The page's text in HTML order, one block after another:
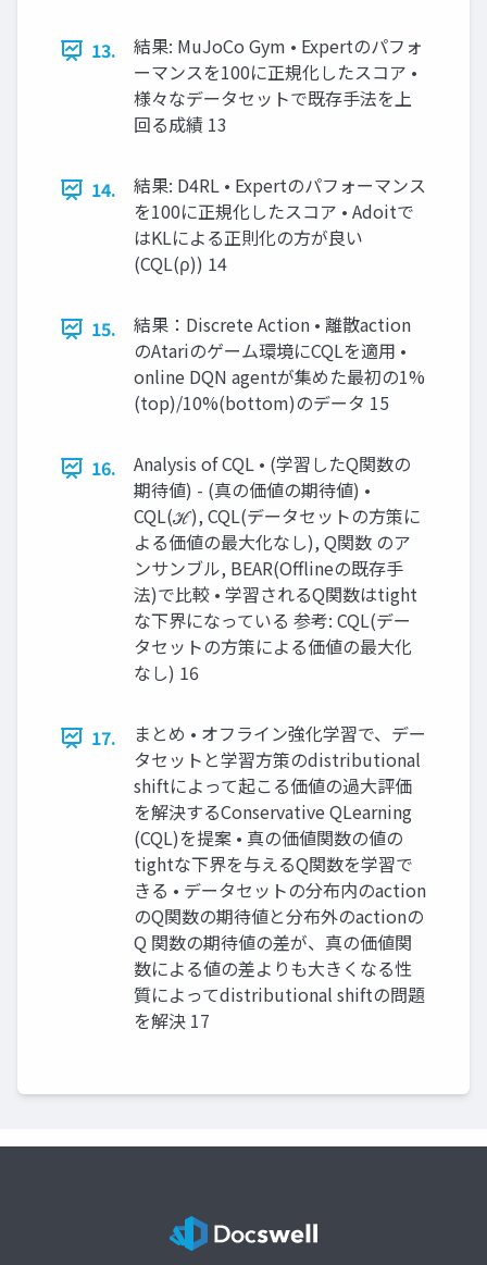
13.
結果: MuJoCo Gym • Expertのパフォ
ーマンスを100に正規化したスコア •
様々なデータセットで既存手法を上
回る成績 13
14.
結果: D4RL • Expertのパフォーマンス
を100に正規化したスコア • Adoitで
はKLによる正則化の方が良い
(CQL(ρ)) 14
15.
結果：Discrete Action • 離散action
のAtariのゲーム環境にCQLを適用 •
online DQN agentが集めた最初の1%
(top)/10%(bottom)のデータ 15
16.
Analysis of CQL • (学習したQ関数の
期待値) - (真の価値の期待値) •
CQL(ℋ), CQL(データセットの方策に
よる価値の最大化なし), Q関数 のア
ンサンブル, BEAR(Offlineの既存手
法)で比較 • 学習されるQ関数はtight
な下界になっている 参考: CQL(デー
タセットの方策による価値の最大化
なし) 16
17.
まとめ • オフライン強化学習で、デー
タセットと学習方策のdistributional
shiftによって起こる価値の過大評価
を解決するConservative QLearning
(CQL)を提案 • 真の価値関数の値の
tightな下界を与えるQ関数を学習で
きる • データセットの分布内のaction
のQ関数の期待値と分布外のactionの
Q 関数の期待値の差が、真の価値関
数による値の差よりも大きくなる性
質によってdistributional shiftの問題
を解決 17